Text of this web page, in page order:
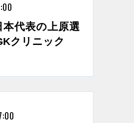
代表の上原選
クリニック